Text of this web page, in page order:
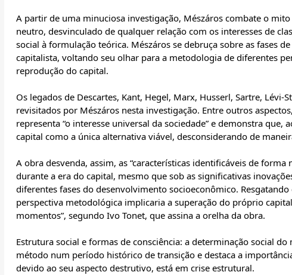
A partir de uma minuciosa investigação, Mészáros combate o
neutro, desvinculado de qualquer relação com os interesses de
social à formulação teórica. Mészáros se debruça sobre as fases
capitalista, voltando seu olhar para a metodologia de diferentes
reprodução do capital.
Os legados de Descartes, Kant, Hegel, Marx, Husserl, Sartre,
revisitados por Mészáros nesta investigação. Entre outros
representa “o interesse universal da sociedade” e demonstra
capital como a única alternativa viável, desconsiderando de
A obra desvenda, assim, as “características identificáveis de
durante a era do capital, mesmo que sob as significativas
diferentes fases do desenvolvimento socioeconômico.
perspectiva metodológica implicaria a superação do próprio
momentos”, segundo Ivo Tonet, que assina a orelha da obra.
Estrutura social e formas de consciência: a determinação social
método num período histórico de transição e destaca a
devido ao seu aspecto destrutivo, está em crise estrutural.